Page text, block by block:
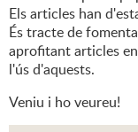
Els articles han
És tracte de
aprofitant articles
l'ús d'aquests.
Veniu i ho veureu!